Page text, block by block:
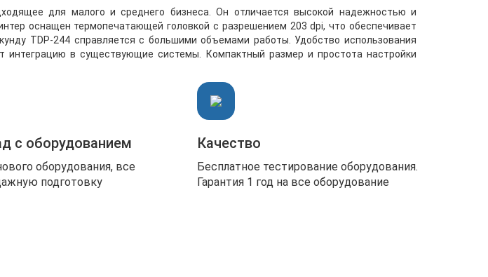
для малого и среднего бизнеса. Он отличается высокой надежностью и
оснащен термопечатающей головкой с разрешением 203 dpi, что обеспечивает
TDP-244 справляется с большими объемами работы. Удобство использования
интеграцию в существующие системы. Компактный размер и простота настройки
с оборудованием
оборудования, все
подготовку
Качество
Бесплатное тестирование оборудования.
Гарантия 1 год на все оборудование